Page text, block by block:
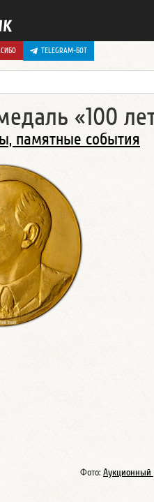
TELEGRAM-БОТ
«100
памятные события
Фото: Аукционный